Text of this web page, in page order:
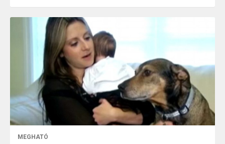
MEGHATÓ